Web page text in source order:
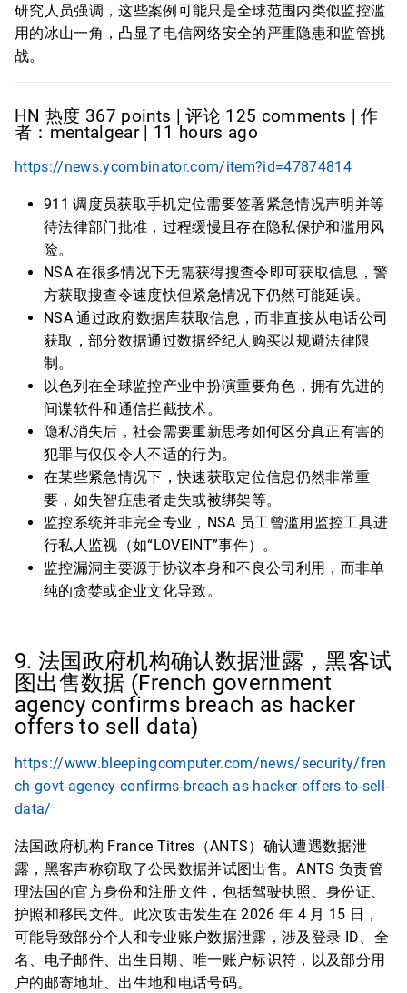
研究人员强调，这些案例可能只是全球范围内类似监控滥
用的冰山一角，凸显了电信网络安全的严重隐患和监管挑
战。
HN 热度 367 points | 评论 125 comments | 作
者：mentalgear | 11 hours ago
https://news.ycombinator.com/item?id=47874814
911 调度员获取手机定位需要签署紧急情况声明并等
待法律部门批准，过程缓慢且存在隐私保护和滥用风
险。
NSA 在很多情况下无需获得搜查令即可获取信息，警
方获取搜查令速度快但紧急情况下仍然可能延误。
NSA 通过政府数据库获取信息，而非直接从电话公司
获取，部分数据通过数据经纪人购买以规避法律限
制。
以色列在全球监控产业中扮演重要角色，拥有先进的
间谍软件和通信拦截技术。
隐私消失后，社会需要重新思考如何区分真正有害的
犯罪与仅仅令人不适的行为。
在某些紧急情况下，快速获取定位信息仍然非常重
要，如失智症患者走失或被绑架等。
监控系统并非完全专业，NSA 员工曾滥用监控工具进
行私人监视（如“LOVEINT”事件）。
监控漏洞主要源于协议本身和不良公司利用，而非单
纯的贪婪或企业文化导致。
9. 法国政府机构确认数据泄露，黑客试
图出售数据 (French government
agency confirms breach as hacker
offers to sell data)
https://www.bleepingcomputer.com/news/security/fren
ch-govt-agency-confirms-breach-as-hacker-offers-to-sell-
data/
法国政府机构 France Titres（ANTS）确认遭遇数据泄
露，黑客声称窃取了公民数据并试图出售。ANTS 负责管
理法国的官方身份和注册文件，包括驾驶执照、身份证、
护照和移民文件。此次攻击发生在 2026 年 4 月 15 日，
可能导致部分个人和专业账户数据泄露，涉及登录 ID、全
名、电子邮件、出生日期、唯一账户标识符，以及部分用
户的邮寄地址、出生地和电话号码。